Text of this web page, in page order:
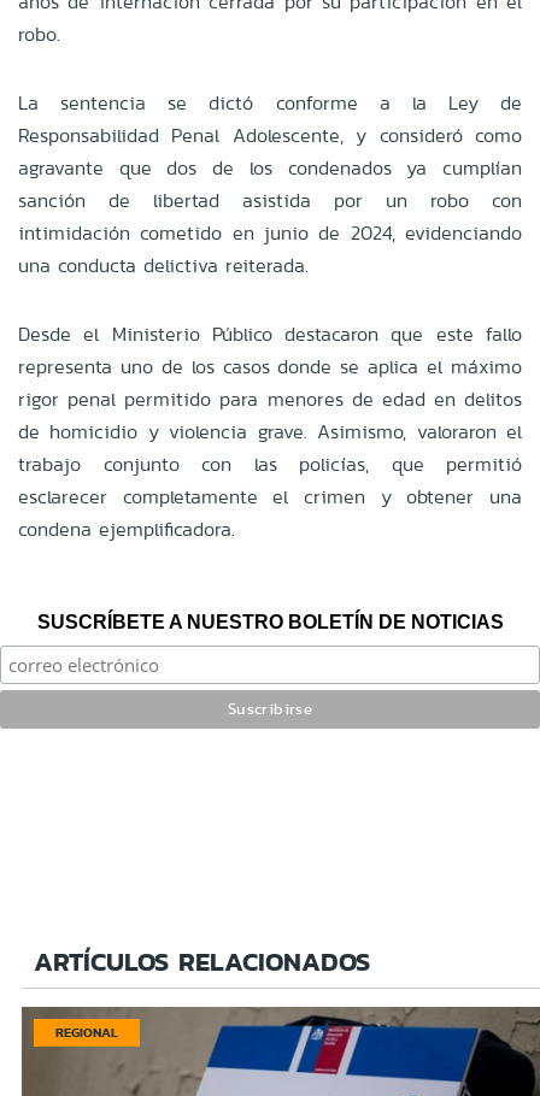
robo.
La sentencia se dictó conforme a la Ley de
Responsabilidad Penal Adolescente, y consideró como
agravante que dos de los condenados ya cumplían
sanción de libertad asistida por un robo con
intimidación cometido en junio de 2024, evidenciando
una conducta delictiva reiterada.
Desde el Ministerio Público destacaron que este fallo
representa uno de los casos donde se aplica el máximo
rigor penal permitido para menores de edad en delitos
de homicidio y violencia grave. Asimismo, valoraron el
trabajo conjunto con las policías, que permitió
esclarecer completamente el crimen y obtener una
condena ejemplificadora.
SUSCRÍBETE A NUESTRO BOLETÍN DE NOTICIAS
ARTÍCULOS RELACIONADOS
REGIONAL